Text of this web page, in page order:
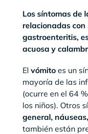
Los síntomas de
relacionadas con
gastroenteritis,
acuosa y
El vómitoes un
mayoría de las
(ocurre en el 64
los niños). Otros
general,
también están